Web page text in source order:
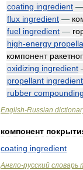
coating ingredient —
flux ingredient —
fuel ingredient —
high-energy
компонент
oxidizing ingredient
propellant ingredient
rubber compounding
English-Russian
компонент
coating ingredient
Англо-русский словарь